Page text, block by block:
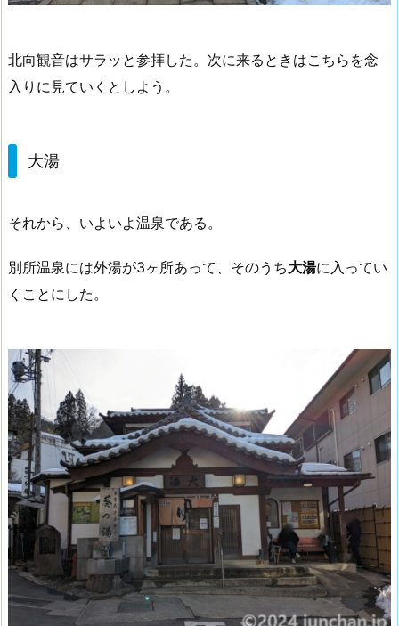
北向観音はサラッと参拝した。次に来るときはこちらを念
入りに見ていくとしよう。
大湯
それから、いよいよ温泉である。
別所温泉には外湯が3ヶ所あって、そのうち大湯に入ってい
くことにした。